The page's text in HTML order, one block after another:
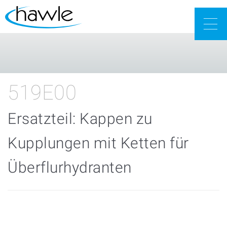
519E00
Ersatzteil: Kappen zu
Kupplungen mit Ketten für
Überflurhydranten